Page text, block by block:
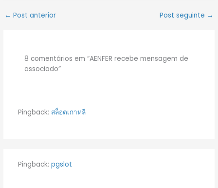
← Post anterior Post seguinte →
8 comentários em “AENFER recebe mensagem de
associado”
Pingback: สล็อตเกาหลี
Pingback: pgslot